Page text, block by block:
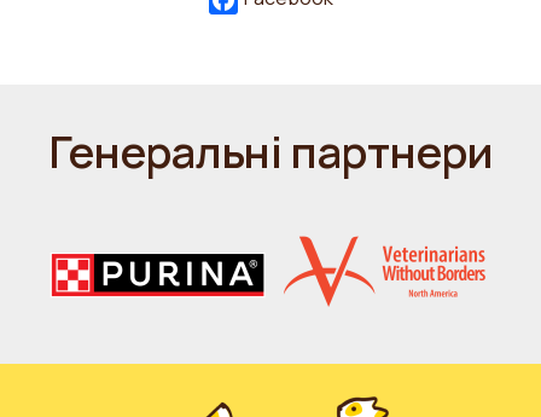
Генеральні партнери